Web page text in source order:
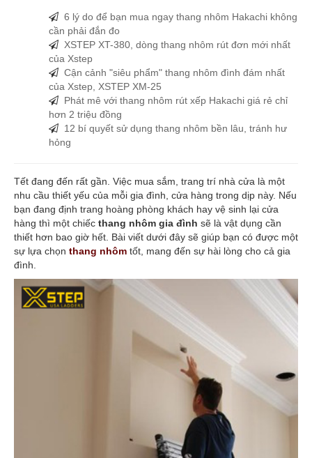
6 lý do để bạn mua ngay thang nhôm Hakachi không
cần phải đắn đo
XSTEP XT-380, dòng thang nhôm rút đơn mới nhất
của Xstep
Cận cảnh "siêu phẩm" thang nhôm đình đám nhất
của Xstep, XSTEP XM-25
Phát mê với thang nhôm rút xếp Hakachi giá rẻ chỉ
hơn 2 triệu đồng
12 bí quyết sử dụng thang nhôm bền lâu, tránh hư
hỏng
Tết đang đến rất gần. Việc mua sắm, trang trí nhà cửa là một
nhu cầu thiết yếu của mỗi gia đình, cửa hàng trong dịp này. Nếu
bạn đang định trang hoàng phòng khách hay vệ sinh lại cửa
hàng thì một chiếc thang nhôm gia đình sẽ là vật dụng cần
thiết hơn bao giờ hết. Bài viết dưới đây sẽ giúp bạn có được một
sự lựa chọn thang nhôm tốt, mang đến sự hài lòng cho cả gia
đình.